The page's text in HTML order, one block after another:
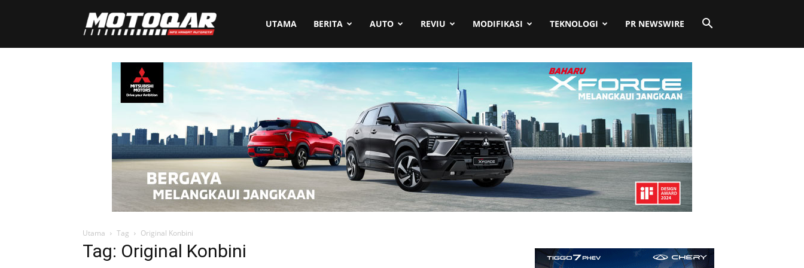
Motoqar UTAMA BERITA AUTO REVIU MODIFIKASI TEKNOLOGI PR NEWSWIRE
Utama Tag Original Konbini
Tag: Original Konbini